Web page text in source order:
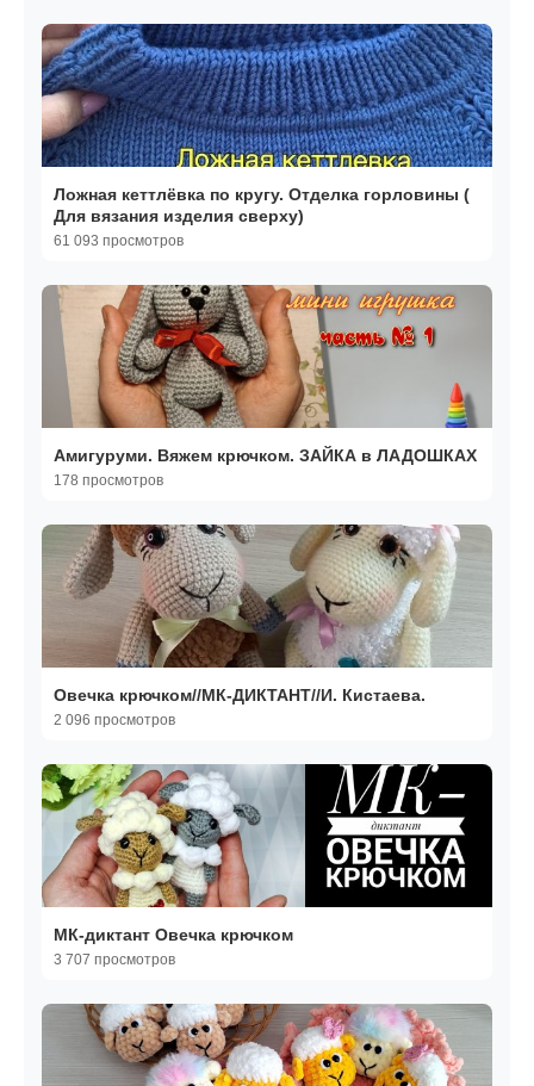
Ложная кеттлёвка по кругу. Отделка горловины (
Для вязания изделия сверху)
61 093 просмотров
Амигуруми. Вяжем крючком. ЗАЙКА в ЛАДОШКАХ
178 просмотров
Овечка крючком//МК-ДИКТАНТ//И. Кистаева.
2 096 просмотров
МК-диктант Овечка крючком
3 707 просмотров